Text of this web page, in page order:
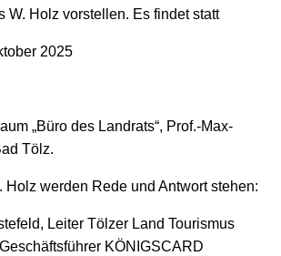
W. Holz vorstellen. Es findet statt
2025
„Büro des Landrats“, Prof.-Max-
Tölz.
Holz werden Rede und Antwort stehen:
Leiter Tölzer Land Tourismus
KÖNIGSCARD